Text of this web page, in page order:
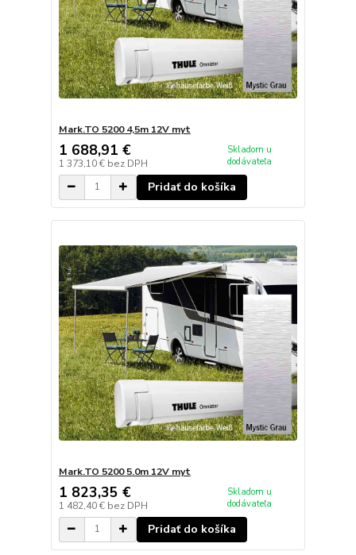
Mark.TO 5200 4,5m 12V myt
1 688,91 €
1 373,10 € bez DPH
Skladom u
dodávateľa
Pridať do košíka
Mark.TO 5200 5.0m 12V myt
1 823,35 €
1 482,40 € bez DPH
Skladom u
dodávateľa
Pridať do košíka